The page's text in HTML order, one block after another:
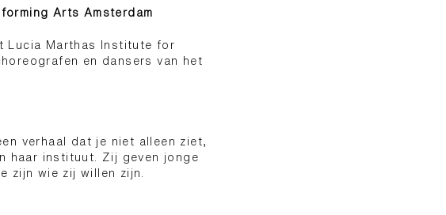
Arts Amsterdam
Lucia Marthas Institute for
en dansers van het
verhaal dat je niet alleen ziet,
haar instituut. Zij geven jonge
zijn wie zij willen zijn.